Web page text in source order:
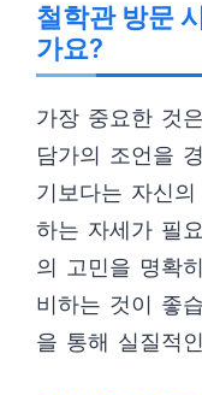
철학관 방문
가요?
가장 중요한 것
담가의 조언을
기보다는 자신
하는 자세가 필
의 고민을 명확
비하는 것이 좋
을 통해 실질적